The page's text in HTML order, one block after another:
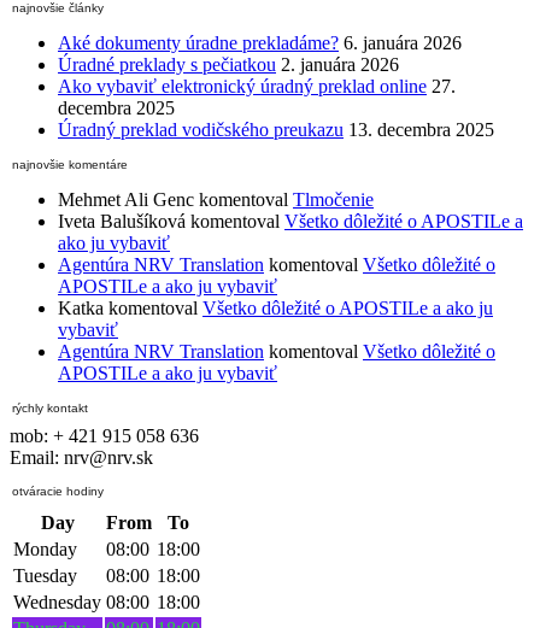
najnovšie články
Aké dokumenty úradne prekladáme? 6. januára 2026
Úradné preklady s pečiatkou 2. januára 2026
Ako vybaviť elektronický úradný preklad online 27.
decembra 2025
Úradný preklad vodičského preukazu 13. decembra 2025
najnovšie komentáre
Mehmet Ali Genc komentoval Tlmočenie
Iveta Balušíková komentoval Všetko dôležité o APOSTILe a
ako ju vybaviť
Agentúra NRV Translation komentoval Všetko dôležité o
APOSTILe a ako ju vybaviť
Katka komentoval Všetko dôležité o APOSTILe a ako ju
vybaviť
Agentúra NRV Translation komentoval Všetko dôležité o
APOSTILe a ako ju vybaviť
rýchly kontakt
mob: + 421 915 058 636
Email: nrv@nrv.sk
otváracie hodiny
Day From
To
Monday
08:00 18:00
Tuesday
08:00 18:00
Wednesday 08:00 18:00